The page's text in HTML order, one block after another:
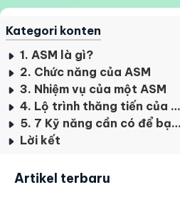
Kategori konten
1. ASM là gì?
2. Chức năng của ASM
3. Nhiệm vụ của một ASM
4. Lộ trình thăng tiến của ASM
5. 7 Kỹ năng cần có để bạn trờ thành một ASM giỏi
Lời kết
Artikel terbaru